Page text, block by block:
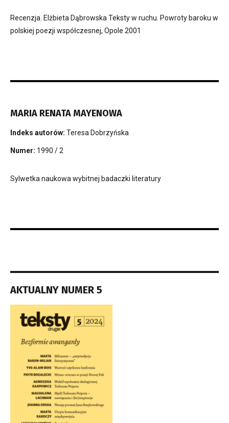
Recenzja. Elżbieta Dąbrowska Teksty w ruchu. Powroty baroku w
polskiej poezji współczesnej, Opole 2001
MARIA RENATA MAYENOWA
Indeks autorów: Teresa Dobrzyńska
Numer: 1990 / 2
Sylwetka naukowa wybitnej badaczki literatury
AKTUALNY NUMER 5